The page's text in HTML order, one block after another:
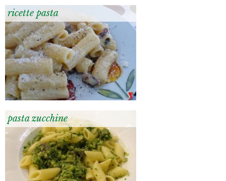
ricette pasta
pasta zucchine